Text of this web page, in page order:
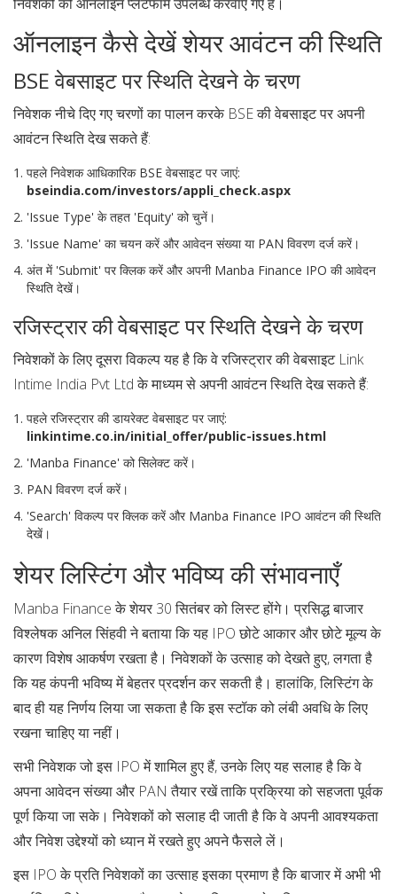
ऑनलाइन कैसे देखें शेयर आवंटन की स्थिति
BSE वेबसाइट पर स्थिति देखने के चरण
निवेशक नीचे दिए गए चरणों का पालन करके BSE की वेबसाइट पर अपनी
आवंटन स्थिति देख सकते हैं:
पहले निवेशक आधिकारिक BSE वेबसाइट पर जाएं:
bseindia.com/investors/appli_check.aspx
'Issue Type' के तहत 'Equity' को चुनें।
'Issue Name' का चयन करें और आवेदन संख्या या PAN विवरण दर्ज करें।
अंत में 'Submit' पर क्लिक करें और अपनी Manba Finance IPO की आवेदन
स्थिति देखें।
रजिस्ट्रार की वेबसाइट पर स्थिति देखने के चरण
निवेशकों के लिए दूसरा विकल्प यह है कि वे रजिस्ट्रार की वेबसाइट Link
Intime India Pvt Ltd के माध्यम से अपनी आवंटन स्थिति देख सकते हैं:
पहले रजिस्ट्रार की डायरेक्ट वेबसाइट पर जाएं:
linkintime.co.in/initial_offer/public-issues.html
'Manba Finance' को सिलेक्ट करें।
PAN विवरण दर्ज करें।
'Search' विकल्प पर क्लिक करें और Manba Finance IPO आवंटन की स्थिति
देखें।
शेयर लिस्टिंग और भविष्य की संभावनाएँ
Manba Finance के शेयर 30 सितंबर को लिस्ट होंगे। प्रसिद्ध बाजार
विश्लेषक अनिल सिंहवी ने बताया कि यह IPO छोटे आकार और छोटे मूल्य के
कारण विशेष आकर्षण रखता है। निवेशकों के उत्साह को देखते हुए, लगता है
कि यह कंपनी भविष्य में बेहतर प्रदर्शन कर सकती है। हालांकि, लिस्टिंग के
बाद ही यह निर्णय लिया जा सकता है कि इस स्टॉक को लंबी अवधि के लिए
रखना चाहिए या नहीं।
सभी निवेशक जो इस IPO में शामिल हुए हैं, उनके लिए यह सलाह है कि वे
अपना आवेदन संख्या और PAN तैयार रखें ताकि प्रक्रिया को सहजता पूर्वक
पूर्ण किया जा सके। निवेशकों को सलाह दी जाती है कि वे अपनी आवश्यकता
और निवेश उद्देश्यों को ध्यान में रखते हुए अपने फैसले लें।
इस IPO के प्रति निवेशकों का उत्साह इसका प्रमाण है कि बाजार में अभी भी